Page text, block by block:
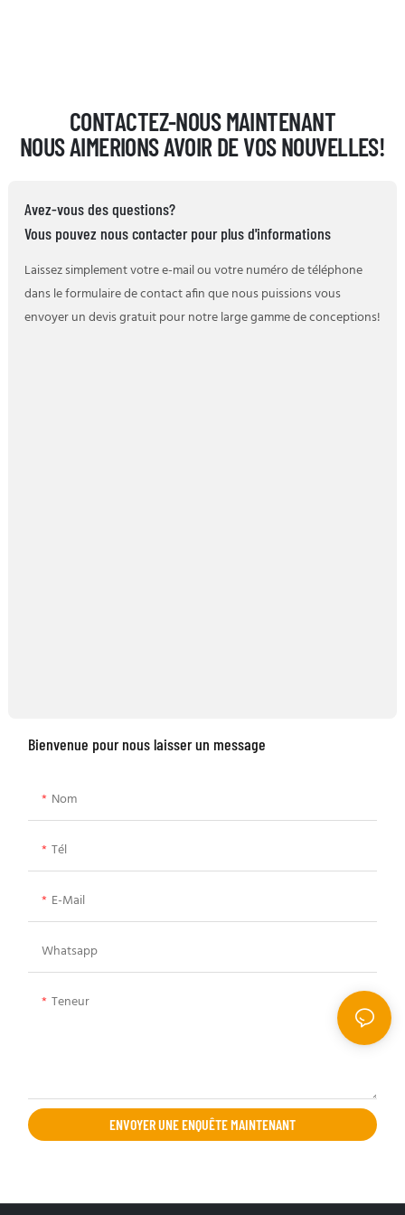
CONTACTEZ-NOUS MAINTENANT
NOUS AIMERIONS AVOIR DE VOS NOUVELLES!
Avez-vous des questions?
Vous pouvez nous contacter pour plus d'informations
Laissez simplement votre e-mail ou votre numéro de téléphone
dans le formulaire de contact afin que nous puissions vous
envoyer un devis gratuit pour notre large gamme de conceptions!
Bienvenue pour nous laisser un message
Nom
Tél
E-Mail
Whatsapp
Teneur
ENVOYER UNE ENQUÊTE MAINTENANT